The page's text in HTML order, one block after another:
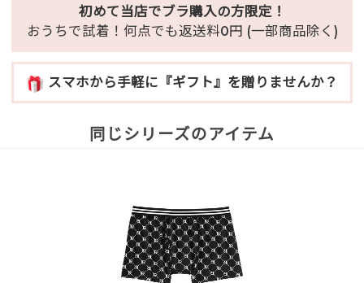
初めて当店でブラ購入の方限定！
おうちで試着！何点でも返送料0円 (一部商品除く)
スマホから手軽に『ギフト』を贈りませんか？
同じシリーズのアイテム